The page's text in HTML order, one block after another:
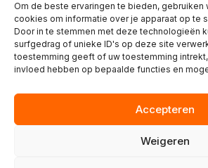
Om de beste ervaringen te bieden, gebruiken
cookies om informatie over je apparaat op te
Door in te stemmen met deze technologieën
surfgedrag of unieke ID's op deze site
toestemming geeft of uw toestemming
invloed hebben op bepaalde functies en
Accepteren
Weigeren